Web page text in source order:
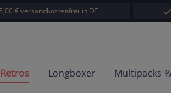
€ versandkostenfrei in DE
Longboxer Multipacks %